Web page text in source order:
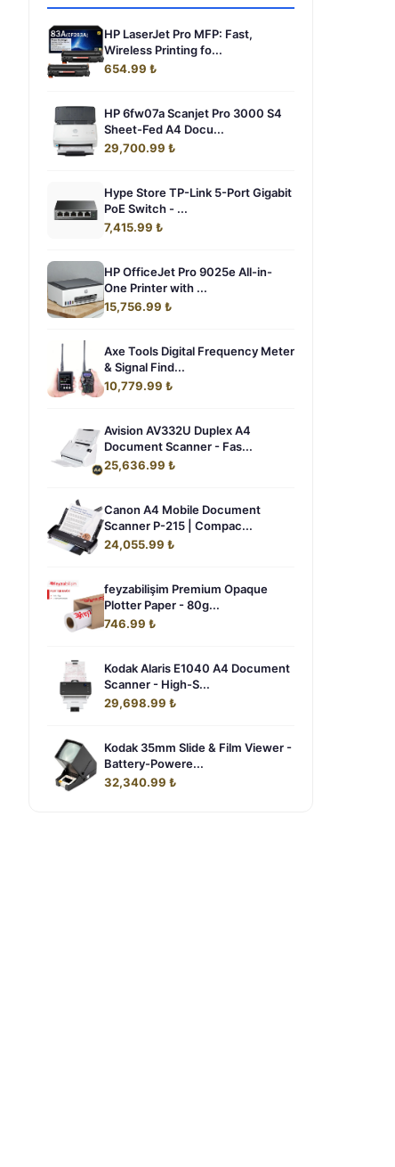
HP LaserJet Pro MFP: Fast,
Wireless Printing fo...
654.99 ₺
HP 6fw07a Scanjet Pro 3000 S4
Sheet-Fed A4 Docu...
29,700.99 ₺
Hype Store TP-Link 5-Port Gigabit
PoE Switch - ...
7,415.99 ₺
HP OfficeJet Pro 9025e All-in-
One Printer with ...
15,756.99 ₺
Axe Tools Digital Frequency Meter
& Signal Find...
10,779.99 ₺
Avision AV332U Duplex A4
Document Scanner - Fas...
25,636.99 ₺
Canon A4 Mobile Document
Scanner P-215 | Compac...
24,055.99 ₺
feyzabilişim Premium Opaque
Plotter Paper - 80g...
746.99 ₺
Kodak Alaris E1040 A4 Document
Scanner - High-S...
29,698.99 ₺
Kodak 35mm Slide & Film Viewer -
Battery-Powere...
32,340.99 ₺